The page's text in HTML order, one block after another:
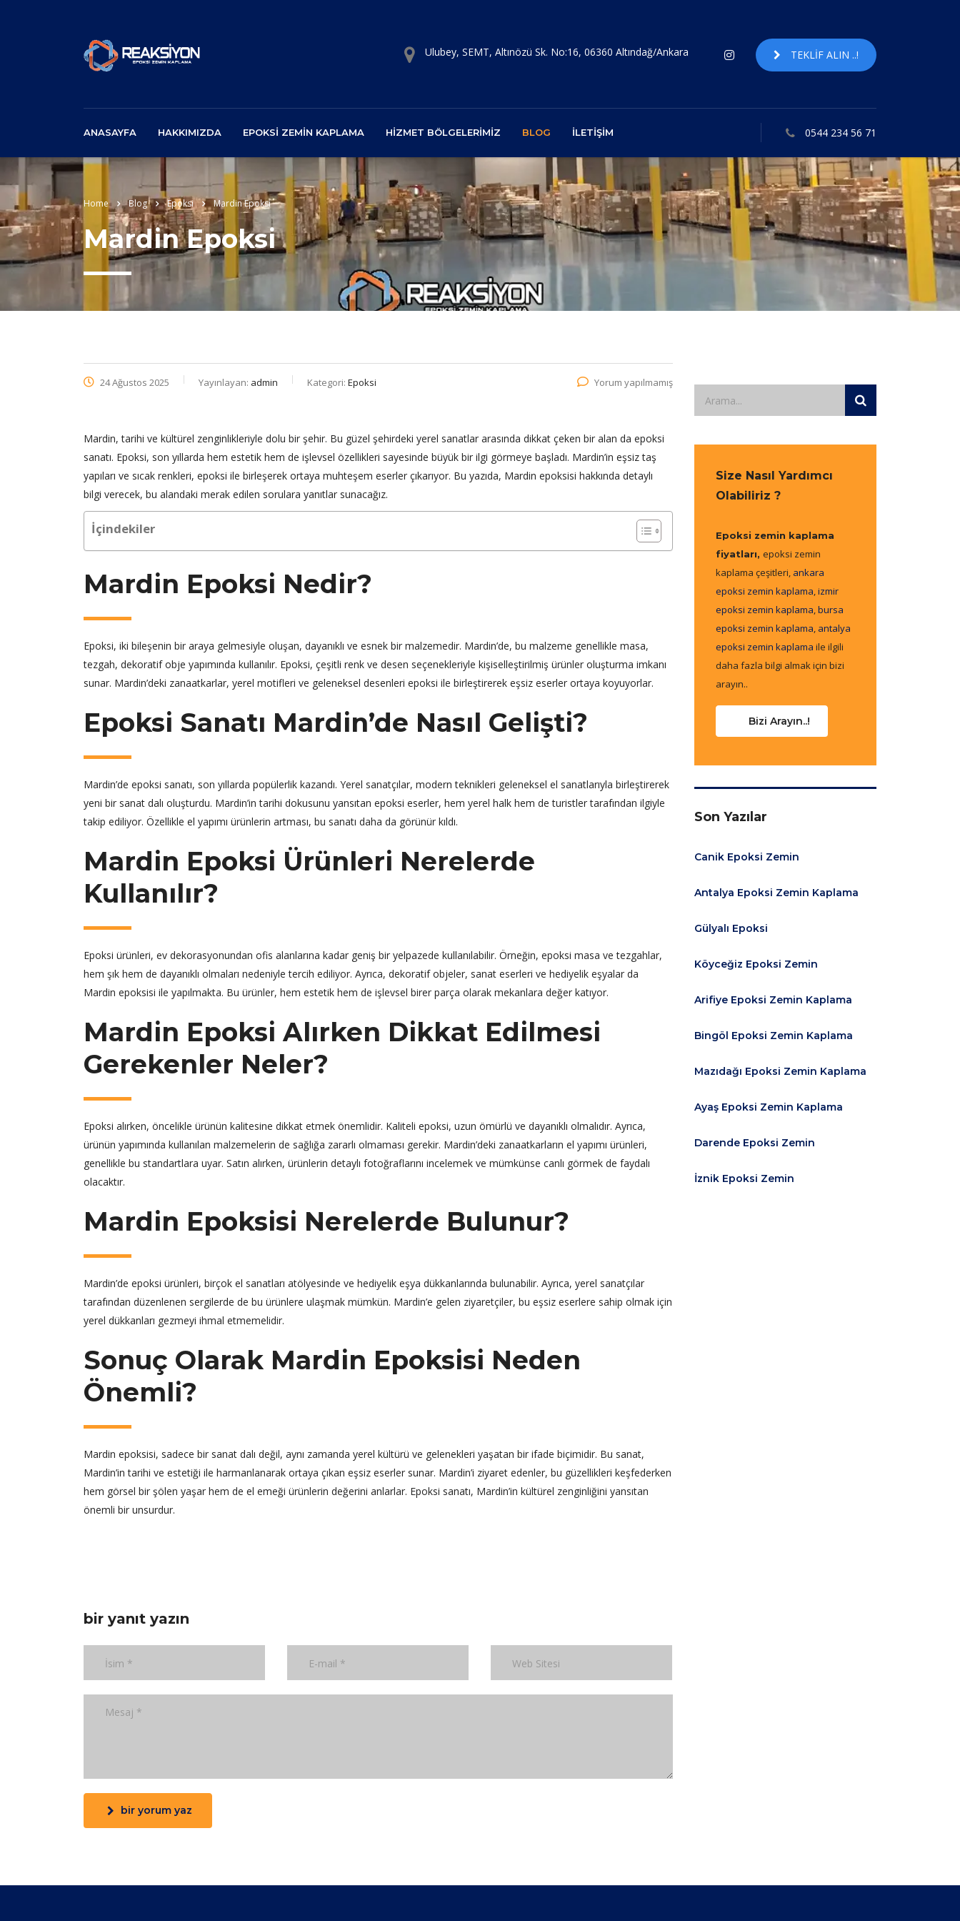
Ulubey, SEMT, Altınözü Sk. No:16, 06360 Altındağ/Ankara TEKLIF ALIN ..!
ANASAYFA HAKKIMIZDA EPOKSI ZEMIN KAPLAMA HIZMET BÖLGELERIMIZ BLOG İLETIŞIM 0544 234 56 71
Home Blog Epoksi Mardin Epoksi
Mardin Epoksi
24 Ağustos 2025 Yayınlayan: admin Kategori: Epoksi Yorum yapılmamış
Mardin, tarihi ve kültürel zenginlikleriyle dolu bir şehir. Bu güzel şehirdeki yerel sanatlar arasında dikkat çeken bir alan da epoksi
sanatı. Epoksi, son yıllarda hem estetik hem de işlevsel özellikleri sayesinde büyük bir ilgi görmeye başladı. Mardin’in eşsiz taş
yapıları ve sıcak renkleri, epoksi ile birleşerek ortaya muhteşem eserler çıkarıyor. Bu yazıda, Mardin epoksisi hakkında detaylı
bilgi verecek, bu alandaki merak edilen sorulara yanıtlar sunacağız.
İçindekiler
Mardin Epoksi Nedir?
Epoksi, iki bileşenin bir araya gelmesiyle oluşan, dayanıklı ve esnek bir malzemedir. Mardin’de, bu malzeme genellikle masa,
tezgah, dekoratif obje yapımında kullanılır. Epoksi, çeşitli renk ve desen seçenekleriyle kişiselleştirilmiş ürünler oluşturma imkanı
sunar. Mardin’deki zanaatkarlar, yerel motifleri ve geleneksel desenleri epoksi ile birleştirerek eşsiz eserler ortaya koyuyorlar.
Epoksi Sanatı Mardin’de Nasıl Gelişti?
Mardin’de epoksi sanatı, son yıllarda popülerlik kazandı. Yerel sanatçılar, modern teknikleri geleneksel el sanatlarıyla birleştirerek
yeni bir sanat dalı oluşturdu. Mardin’in tarihi dokusunu yansıtan epoksi eserler, hem yerel halk hem de turistler tarafından ilgiyle
takip ediliyor. Özellikle el yapımı ürünlerin artması, bu sanatı daha da görünür kıldı.
Mardin Epoksi Ürünleri Nerelerde
Kullanılır?
Epoksi ürünleri, ev dekorasyonundan ofis alanlarına kadar geniş bir yelpazede kullanılabilir. Örneğin, epoksi masa ve tezgahlar,
hem şık hem de dayanıklı olmaları nedeniyle tercih ediliyor. Ayrıca, dekoratif objeler, sanat eserleri ve hediyelik eşyalar da
Mardin epoksisi ile yapılmakta. Bu ürünler, hem estetik hem de işlevsel birer parça olarak mekanlara değer katıyor.
Mardin Epoksi Alırken Dikkat Edilmesi
Gerekenler Neler?
Epoksi alırken, öncelikle ürünün kalitesine dikkat etmek önemlidir. Kaliteli epoksi, uzun ömürlü ve dayanıklı olmalıdır. Ayrıca,
ürünün yapımında kullanılan malzemelerin de sağlığa zararlı olmaması gerekir. Mardin’deki zanaatkarların el yapımı ürünleri,
genellikle bu standartlara uyar. Satın alırken, ürünlerin detaylı fotoğraflarını incelemek ve mümkünse canlı görmek de faydalı
olacaktır.
Mardin Epoksisi Nerelerde Bulunur?
Mardin’de epoksi ürünleri, birçok el sanatları atölyesinde ve hediyelik eşya dükkanlarında bulunabilir. Ayrıca, yerel sanatçılar
tarafından düzenlenen sergilerde de bu ürünlere ulaşmak mümkün. Mardin’e gelen ziyaretçiler, bu eşsiz eserlere sahip olmak için
yerel dükkanları gezmeyi ihmal etmemelidir.
Sonuç Olarak Mardin Epoksisi Neden
Önemli?
Mardin epoksisi, sadece bir sanat dalı değil, aynı zamanda yerel kültürü ve gelenekleri yaşatan bir ifade biçimidir. Bu sanat,
Mardin’in tarihi ve estetiği ile harmanlanarak ortaya çıkan eşsiz eserler sunar. Mardin’i ziyaret edenler, bu güzellikleri keşfederken
hem görsel bir şölen yaşar hem de el emeği ürünlerin değerini anlarlar. Epoksi sanatı, Mardin’in kültürel zenginliğini yansıtan
önemli bir unsurdur.
bir yanıt yazın
bir yorum yaz
Size Nasıl Yardımcı
Olabiliriz ?
Epoksi zemin kaplama
fiyatları, epoksi zemin
kaplama çeşitleri, ankara
epoksi zemin kaplama,izmir
epoksi zemin kaplama,bursa
epoksi zemin kaplama, antalya
epoksi zemin kaplama ile ilgili
daha fazla bilgi almak için bizi
arayın..
Bizi Arayın..!
Son Yazılar
Canik Epoksi Zemin
Antalya Epoksi Zemin Kaplama
Gülyalı Epoksi
Köyceğiz Epoksi Zemin
Arifiye Epoksi Zemin Kaplama
Bingöl Epoksi Zemin Kaplama
Mazıdağı Epoksi Zemin Kaplama
Ayaş Epoksi Zemin Kaplama
Darende Epoksi Zemin
İznik Epoksi Zemin